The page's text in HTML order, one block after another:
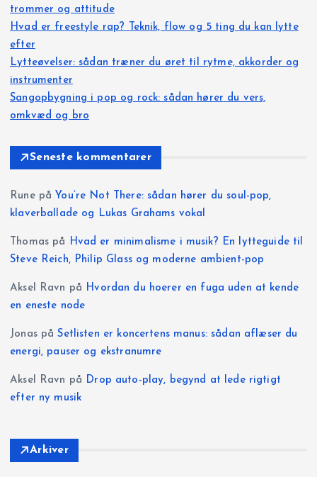
s
i
n
e
i
n
g
trommer og attitude
Hvad er freestyle rap? Teknik, flow og 5 ting du kan lytte
efter
Lytteøvelser: sådan træner du øret til rytme, akkorder og
instrumenter
Sangopbygning i pop og rock: sådan hører du vers,
omkvæd og bro
Seneste kommentarer
Runepå You’re Not There: sådan hører du soul-pop,
klaverballade og Lukas Grahams vokal
Thomaspå
Hvad er minimalisme i musik? En lytteguide til
Steve Reich, Philip Glass og moderne ambient-pop
Aksel Ravn på Hvordan du hoerer en fuga uden at kende
en eneste node
JonaspåSetlisten er koncertens manus: sådan aflæser du
energi, pauser og ekstranumre
Aksel Ravn på Drop auto-play, begynd at lede rigtigt
efter ny musik
Arkiver